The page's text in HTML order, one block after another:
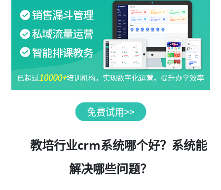
教培行业crm系统哪个好？系统能
解决哪些问题？